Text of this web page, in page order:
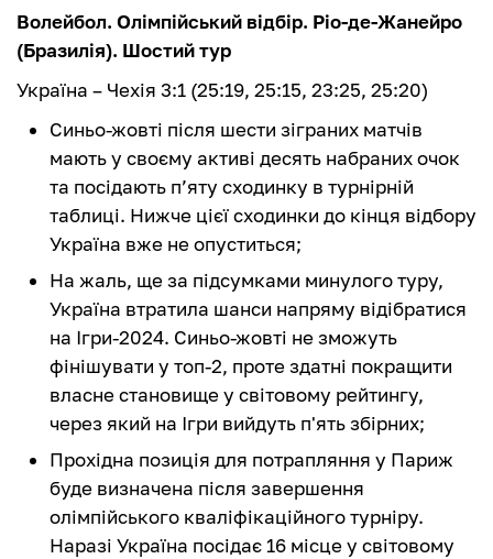
Волейбол. Олімпійський відбір. Ріо-де-Жанейро
(Бразилія). Шостий тур
Україна – Чехія 3:1 (25:19, 25:15, 23:25, 25:20)
Синьо-жовті після шести зіграних матчів
мають у своєму активі десять набраних очок
та посідають п’яту сходинку в турнірній
таблиці. Нижче цієї сходинки до кінця відбору
Україна вже не опуститься;
На жаль, ще за підсумками минулого туру,
Україна втратила шанси напряму відібратися
на Ігри-2024. Синьо-жовті не зможуть
фінішувати у топ-2, проте здатні покращити
власне становище у світовому рейтингу,
через який на Ігри вийдуть п'ять збірних;
Прохідна позиція для потрапляння у Париж
буде визначена після завершення
олімпійського кваліфікаційного турніру.
Наразі Україна посідає 16 місце у світовому